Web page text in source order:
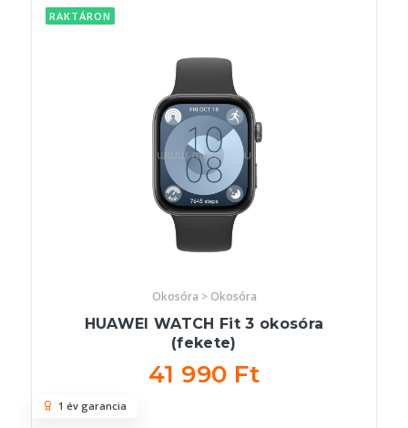
RAKTÁRON
Okosóra > Okosóra
HUAWEI WATCH Fit 3 okosóra
(fekete)
41 990 Ft
1 év garancia